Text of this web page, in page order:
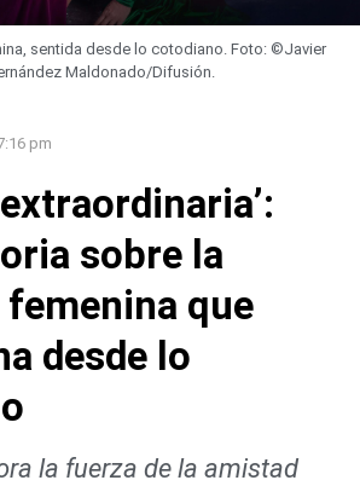
sentida desde lo cotodiano. Foto: ©Javier
Maldonado/Difusión.
pm
sobre la
que
desde lo
la fuerza de la amistad